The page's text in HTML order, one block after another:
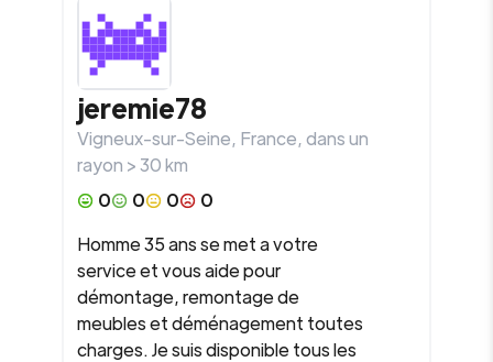
jeremie78
Vigneux-sur-Seine, France, dans un
rayon >30km
0
0 0
0
Homme 35 ans se met a votre
service et vous aide pour
démontage, remontage de
meubles et déménagement toutes
charges. Je suis disponible tous les